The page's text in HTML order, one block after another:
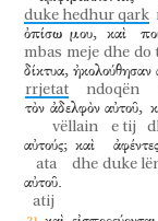
duke hedhur qark
ὀπίσω
mbas
μου,
meje
καὶ
dhe do
δίκτυα,
rrjetat
ἠκολούθησαν
ndoqën
τὸν ἀδελφὸν
vëllain
αὐτοῦ,
e tij
αὐτούς;
ata
καὶ
dhe
ἀφέντες
duke
αὐτοῦ.
atij